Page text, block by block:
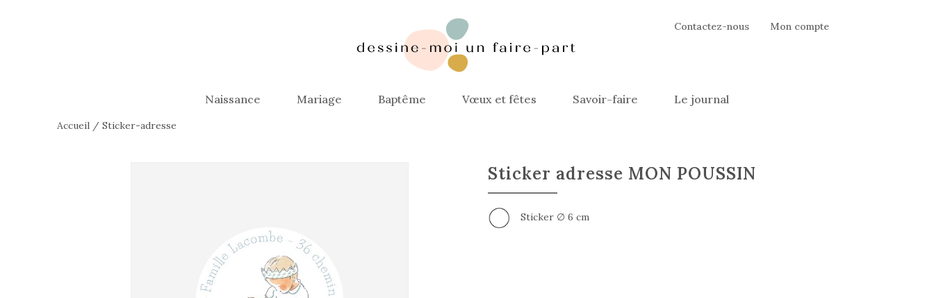
Contactez-nous Mon compte
Naissance Mariage Baptême Vœux et fêtes Savoir-faire Le journal
Accueil / Sticker-adresse
Sticker adresse MON POUSSIN
Sticker ∅ 6 cm